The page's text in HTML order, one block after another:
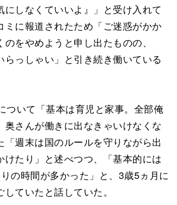
にしなくていいよ』」と受け入れて
ミに報道されたため「ご迷惑がかか
をやめようと申し出たものの、
らっしゃい」と引き続き働いている
ついて「基本は育児と家事。全部俺
奥さんが働きに出なきゃいけなくな
「週末は国のルールを守りながら出
けたり」と述べつつ、「基本的には
りの時間が多かった」と、3歳5ヵ月に
ていたと話していた。